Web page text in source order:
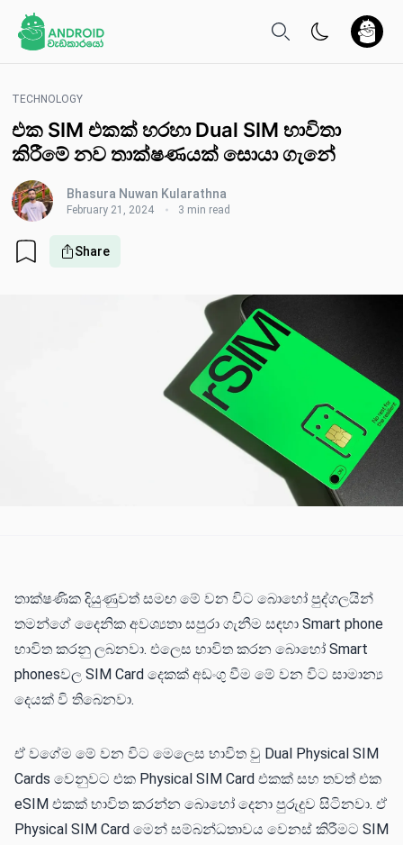
TECHNOLOGY
එක SIM එකක් හරහා Dual SIM භාවිතා
කිරීමේ නව තාක්ෂණයක් සොයා ගැ​නේ
Bhasura Nuwan Kularathna
February 21, 2024 3 min read
Share
තාක්ෂණික දියුණුවත් සමඟ මේ වන විට බොහෝ පුද්ගලයින්
තමන්ගේ දෛනික අවශ්‍යතා සපුරා ගැනීම සඳහා Smart phone
භාවිත කරනු ලබනවා. එලෙස භාවිත කරන බොහෝ Smart
phonesවල SIM Card දෙකක් අඩංගු වීම මේ වන විට සාමාන්‍ය
දෙයක් වි තිබෙනවා.
ඒ වගේම මේ වන විට මෙලෙස භාවිත වු Dual Physical SIM
Cards වෙනුවට එක Physical SIM Card එකක් සහ තවත් එක
eSIM එකක් භාවිත කරන්න බොහෝ දෙනා පුරුදුව සිටිනවා. ඒ
Physical SIM Card මෙන් සම්බන්ධතාවය වෙනස් කිරීමට SIM